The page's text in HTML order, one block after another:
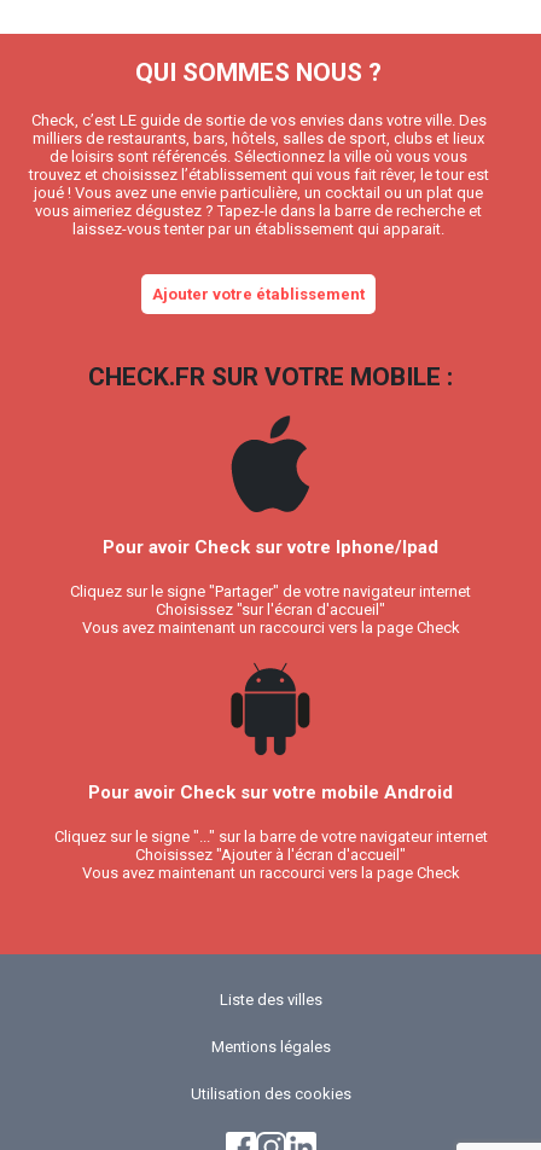
QUI SOMMES NOUS ?
Check, c’est LE guide de sortie de vos envies dans votre ville. Des
milliers de restaurants, bars, hôtels, salles de sport, clubs et lieux
de loisirs sont référencés. Sélectionnez la ville où vous vous
trouvez et choisissez l’établissement qui vous fait rêver, le tour est
joué ! Vous avez une envie particulière, un cocktail ou un plat que
vous aimeriez dégustez ? Tapez-le dans la barre de recherche et
laissez-vous tenter par un établissement qui apparait.
Ajouter votre établissement
CHECK.FR SUR VOTRE MOBILE :
Pour avoir Check sur votre Iphone/Ipad
Cliquez sur le signe "Partager" de votre navigateur internet
Choisissez "sur l'écran d'accueil"
Vous avez maintenant un raccourci vers la page Check
Pour avoir Check sur votre mobile Android
Cliquez sur le signe "..." sur la barre de votre navigateur internet
Choisissez "Ajouter à l'écran d'accueil"
Vous avez maintenant un raccourci vers la page Check
Liste des villes
Mentions légales
Utilisation des cookies